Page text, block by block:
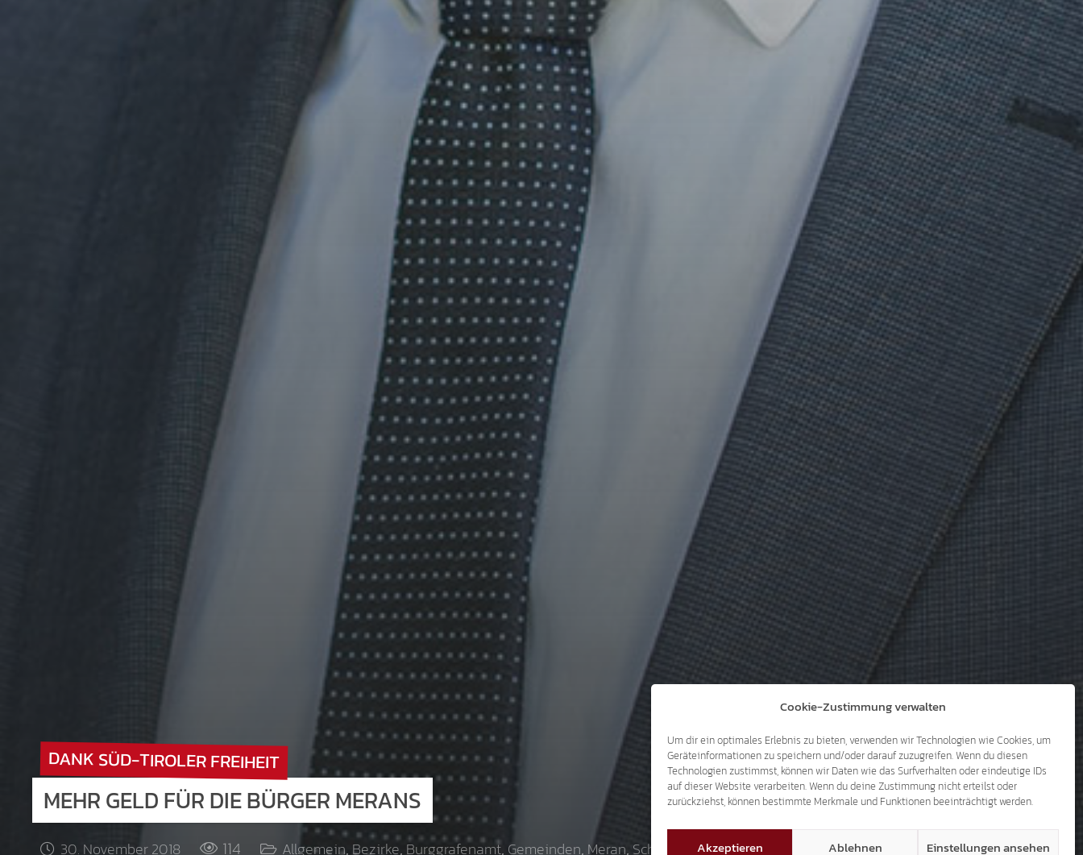
Cookie-Zustimmung verwalten
Um dir ein optimales Erlebnis zu bieten, verwenden wir Technologien wie Cookies, um
Geräteinformationen zu speichern und/oder darauf zuzugreifen. Wenn du diesen
Technologien zustimmst, können wir Daten wie das Surfverhalten oder eindeutige IDs
auf dieser Website verarbeiten. Wenn du deine Zustimmung nicht erteilst oder
zurückziehst, können bestimmte Merkmale und Funktionen beeinträchtigt werden.
Akzeptieren Ablehnen Einstellungen ansehen
DANK SÜD-TIROLER FREIHEIT
MEHR GELD FÜR DIE BÜRGER MERANS
30. November 2018 114 Allgemein, Bezirke, Burggrafenamt, Gemeinden, Meran, Schlagzeilen